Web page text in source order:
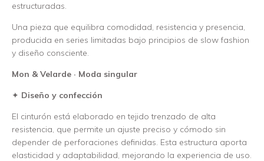
estructuradas.
Una pieza que equilibra comodidad, resistencia y presencia,
producida en series limitadas bajo principios de slow fashion
y diseño consciente.
Mon & Velarde · Moda singular
✦ Diseño y confección
El cinturón está elaborado en tejido trenzado de alta
resistencia, que permite un ajuste preciso y cómodo sin
depender de perforaciones definidas. Esta estructura aporta
elasticidad y adaptabilidad, mejorando la experiencia de uso.